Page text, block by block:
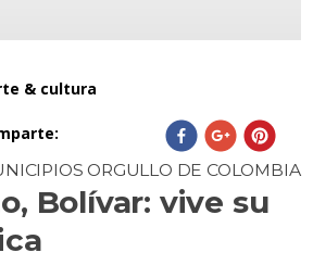
& cultura
:
ORGULLO DE COLOMBIA
Bolívar: vive su